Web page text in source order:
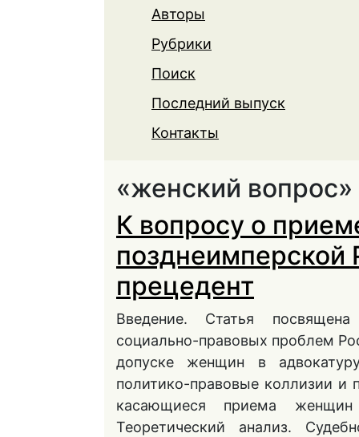
Авторы
Рубрики
Поиск
Последний выпуск
Контакты
«женский вопрос»
К вопросу о
позднеимперской
прецедент
Введение. Статья
социально-правовых проблем
допуске женщин в
политико-правовые коллизии и
касающиеся приема
Теоретический анализ.